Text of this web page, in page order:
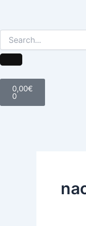
0,00€
0
Warenkorb